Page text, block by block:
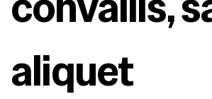
aliquet